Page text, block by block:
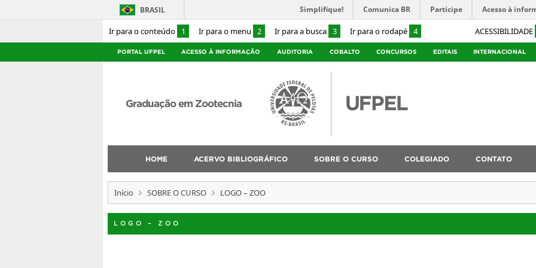
Ir para o conteúdo 1 Ir para o menu 2 Ir para a busca 3 Ir para o rodapé 4 ACESSIBILIDADE
BRASIL Simplifique! Comunica BR Participe Acesso à
PORTAL UFPEL ACESSO À INFORMAÇÃO AUDITORIA COBALTO CONCURSOS EDITAIS INTERNACIONAL
Graduação em Zootecnia
HOME ACERVO BIBLIOGRÁFICO SOBRE O CURSO COLEGIADO CONTATO
Início SOBRE O CURSO LOGO – ZOO
LOGO – ZOO